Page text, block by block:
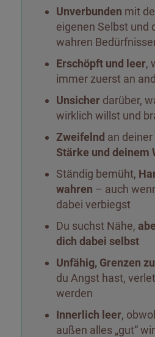
Unverbunden mit
eigenen Selbst und
wahren
Erschöpft und leer,
immer zuerst an
Unsicher darüber,
wirklich willst und
Zweifelnd an
Stärke und deinem
Ständig bemüht,
wahren – auch
dabei verbiegst
Du suchst Nähe,
dich dabei selbst
Unfähig, Grenzen
du Angst hast,
werden
Innerlich leer,
außen alles „gut“